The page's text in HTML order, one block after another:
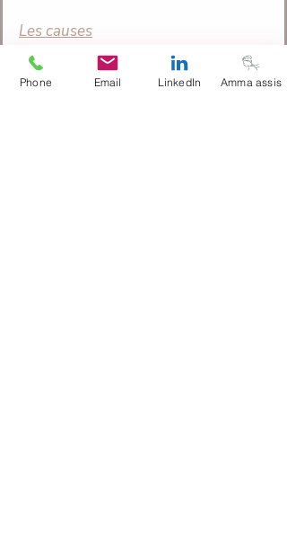
Les causes
La grande majorité des déprimes
Phone Email LinkedIn Amma assis